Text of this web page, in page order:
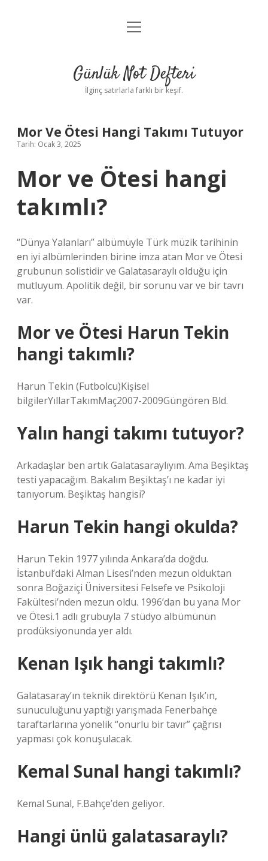
Anasayfa
Yasal Uyarı
menüyü
Günlük Not Defteri
İlginç satırlarla farklı bir keşif.
Mor Ve Ötesi Hangi Takımı Tutuyor
Tarih: Ocak 3, 2025
Mor ve Ötesi hangi
takımlı?
“Dünya Yalanları” albümüyle Türk müzik tarihinin
en iyi albümlerinden birine imza atan Mor ve Ötesi
grubunun solistidir ve Galatasaraylı olduğu için
mutluyum. Apolitik değil, bir sorunu var ve bir tavrı
var.
Mor ve Ötesi Harun Tekin
hangi takımlı?
Harun Tekin (Futbolcu)Kişisel
bilgilerYıllarTakımMaç2007-2009Güngören Bld.
Yalın hangi takımı tutuyor?
Arkadaşlar ben artık Galatasaraylıyım. Ama Beşiktaş
testi yapacağım. Bakalım Beşiktaş’ı ne kadar iyi
tanıyorum. Beşiktaş hangisi?
Harun Tekin hangi okulda?
Harun Tekin 1977 yılında Ankara’da doğdu.
İstanbul’daki Alman Lisesi’nden mezun olduktan
sonra Boğaziçi Üniversitesi Felsefe ve Psikoloji
Fakültesi’nden mezun oldu. 1996’dan bu yana Mor
ve Ötesi.1 adlı grubuyla 7 stüdyo albümünün
prodüksiyonunda yer aldı.
Kenan Işık hangi takımlı?
Galatasaray’ın teknik direktörü Kenan Işık’ın,
sunuculuğunu yaptığı yarışmada Fenerbahçe
taraftarlarına yönelik “onurlu bir tavır” çağrısı
yapması çok konuşulacak.
Kemal Sunal hangi takımlı?
Kemal Sunal, F.Bahçe’den geliyor.
Hangi ünlü galatasaraylı?